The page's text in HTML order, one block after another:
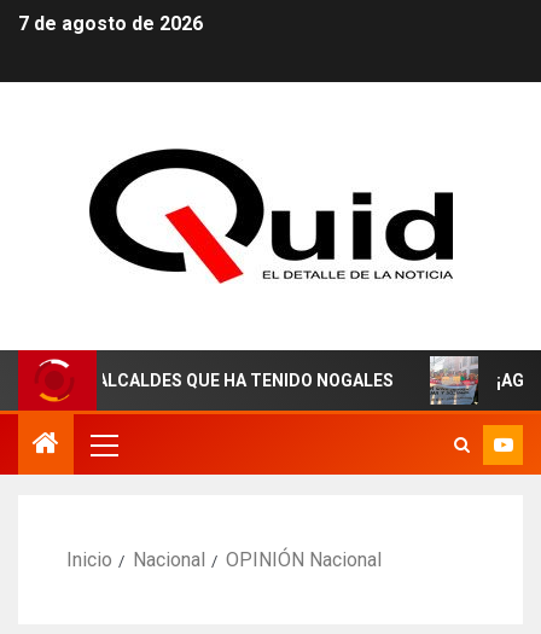
7 de agosto de 2026
ALCALDES QUE HA TENIDO NOGALES ¡AGUAS
Inicio Nacional OPINIÓN Nacional